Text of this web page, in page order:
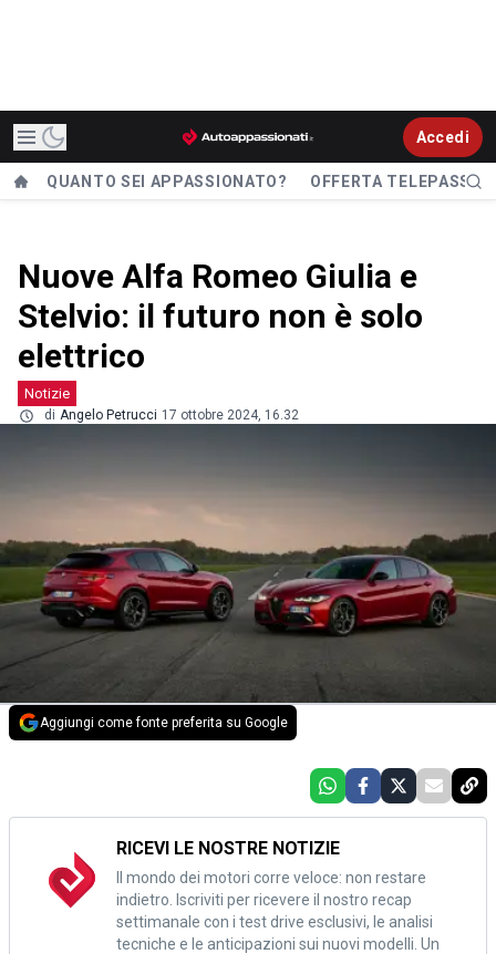
Accedi
QUANTO SEI APPASSIONATO? OFFERTA TELEPASS
Nuove Alfa Romeo Giulia e
Stelvio: il futuro non è solo
elettrico
Notizie
di Angelo Petrucci 17 ottobre 2024, 16.32
Aggiungi come fonte preferita su Google
RICEVI LE NOSTRE NOTIZIE
Il mondo dei motori corre veloce: non restare
indietro. Iscriviti per ricevere il nostro recap
settimanale con i test drive esclusivi, le analisi
tecniche e le anticipazioni sui nuovi modelli. Un